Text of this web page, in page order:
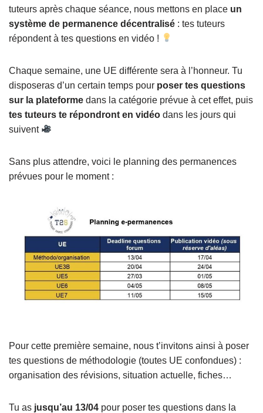
tuteurs après chaque séance, nous mettons en place un
système de permanence décentralisé : tes tuteurs
répondent à tes questions en vidéo !
Chaque semaine, une UE différente sera à l’honneur. Tu
disposeras d’un certain temps pour poser tes questions
sur la plateforme dans la catégorie prévue à cet effet, puis
tes tuteurs te répondront en vidéo dans les jours qui
suivent
Sans plus attendre, voici le planning des permanences
prévues pour le moment :
Pour cette première semaine, nous t’invitons ainsi à poser
tes questions de méthodologie (toutes UE confondues) :
organisation des révisions, situation actuelle, fiches…
Tu as jusqu’au 13/04 pour poser tes questions dans la